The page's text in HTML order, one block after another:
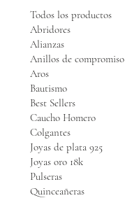
Todos los productos
Abridores
Alianzas
Anillos de compromiso
Aros
Bautismo
Best Sellers
Caucho Homero
Colgantes
Joyas de plata 925
Joyas oro 18k
Pulseras
Quinceañeras